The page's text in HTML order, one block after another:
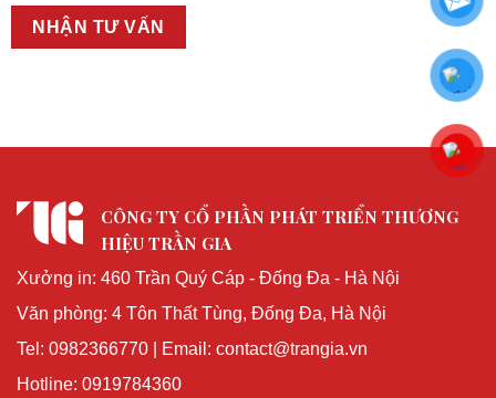
CÔNG TY CỔ PHẦN PHÁT TRIỂN THƯƠNG
HIỆU TRẦN GIA
Xưởng in: 460 Trần Quý Cáp - Đống Đa - Hà Nội
Văn phòng: 4 Tôn Thất Tùng, Đống Đa, Hà Nội
Tel: 0982366770 | Email: contact@trangia.vn
Hotline: 0919784360